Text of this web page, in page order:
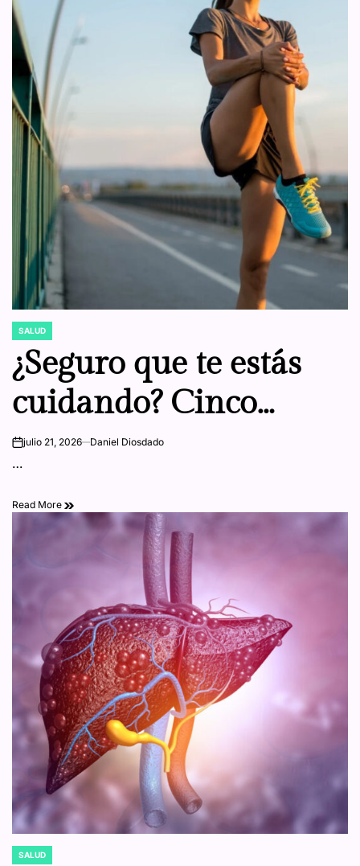
para romper el ciclo
POSTED
SALUD
¿Seguro que te estás
cuidando? Cinco
errores cotidianos que
normalizamos
onjulio 21, 2026 Daniel Diosdado
…
Read More
POSTED
SALUD